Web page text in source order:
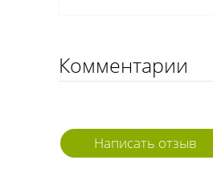
Комментарии
Написать отзыв